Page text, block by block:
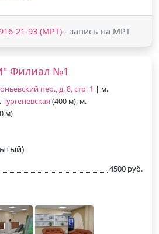
21-93 (МРТ) - запись на МРТ
Филиал №1
пер., д. 8, стр. 1 | м.
Тургеневская (400 м), м.
м)
4500 руб.